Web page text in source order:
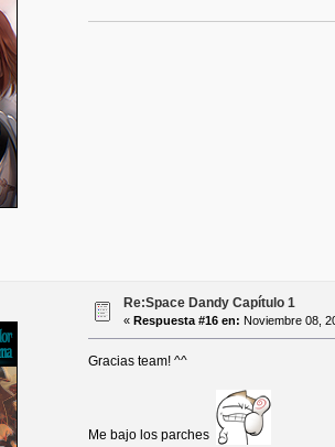
Re:Space Dandy Capítulo 1
« Respuesta #16 en: Noviembre 08,
Gracias team! ^^
Me bajo los parches